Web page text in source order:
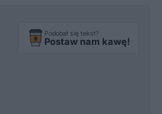
Podobał się tekst?
Postaw nam kawę!